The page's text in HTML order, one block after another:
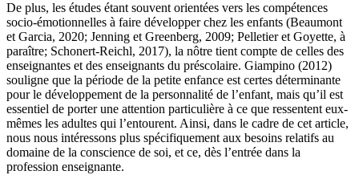
De plus, les études étant souvent orientées vers les compétences
socio-émotionnelles à faire développer chez les enfants (Beaumont
et Garcia, 2020; Jenning et Greenberg, 2009; Pelletier et Goyette, à
paraître; Schonert-Reichl, 2017), la nôtre tient compte de celles des
enseignantes et des enseignants du préscolaire. Giampino (2012)
souligne que la période de la petite enfance est certes déterminante
pour le développement de la personnalité de l’enfant, mais qu’il est
essentiel de porter une attention particulière à ce que ressentent eux-
mêmes les adultes qui l’entourent. Ainsi, dans le cadre de cet article,
nous nous intéressons plus spécifiquement aux besoins relatifs au
domaine de la conscience de soi, et ce, dès l’entrée dans la
profession enseignante.